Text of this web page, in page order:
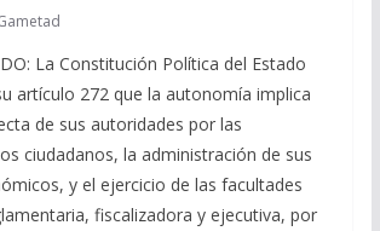
La Constitución Política del Estado
artículo 272 que la autonomía implica
de sus autoridades por las
ciudadanos, la administración de sus
y el ejercicio de las facultades
fiscalizadora y ejecutiva, por